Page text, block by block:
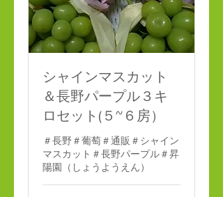
シャインマスカット
＆長野パープル３キ
ロセット(５~６房）
＃長野＃葡萄＃通販＃シャイン
マスカット＃長野パープル＃昇
陽園（しょうようえん）